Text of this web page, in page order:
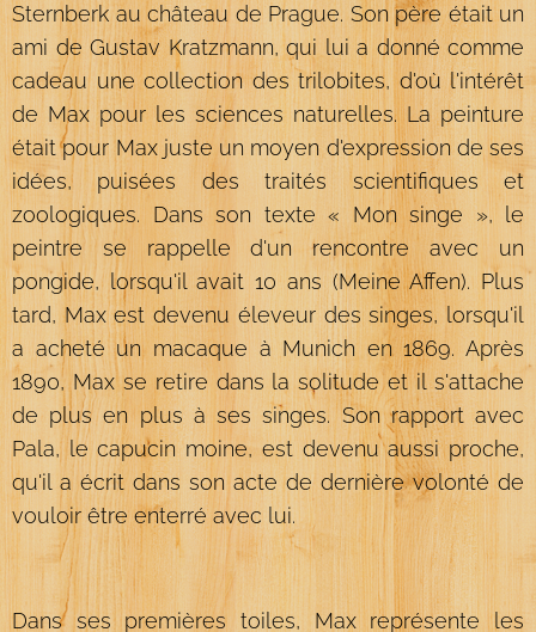
Sternberk au château de Prague. Son père était un
ami de Gustav Kratzmann, qui lui a donné comme
cadeau une collection des trilobites, d'où l'intérêt
de Max pour les sciences naturelles. La peinture
était pour Max juste un moyen d'expression de ses
idées, puisées des traités scientifiques et
zoologiques. Dans son texte « Mon singe », le
peintre se rappelle d'un rencontre avec un
pongide, lorsqu'il avait 10 ans (Meine Affen). Plus
tard, Max est devenu éleveur des singes, lorsqu'il
a acheté un macaque à Munich en 1869. Après
1890, Max se retire dans la solitude et il s'attache
de plus en plus à ses singes. Son rapport avec
Pala, le capucin moine, est devenu aussi proche,
qu'il a écrit dans son acte de dernière volonté de
vouloir être enterré avec lui.
Dans ses premières toiles, Max représente les